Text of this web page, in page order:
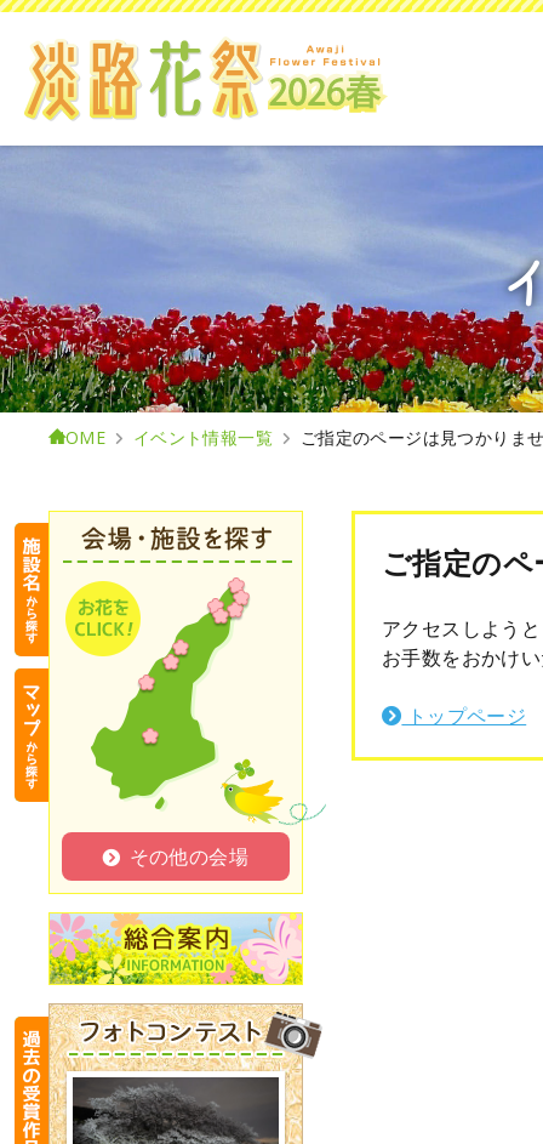
HOME イベント情報一覧 ご指定のページは見つかりま
その他の会場
ご指定の
アクセスしよう
お手数をおかけ
トップページ